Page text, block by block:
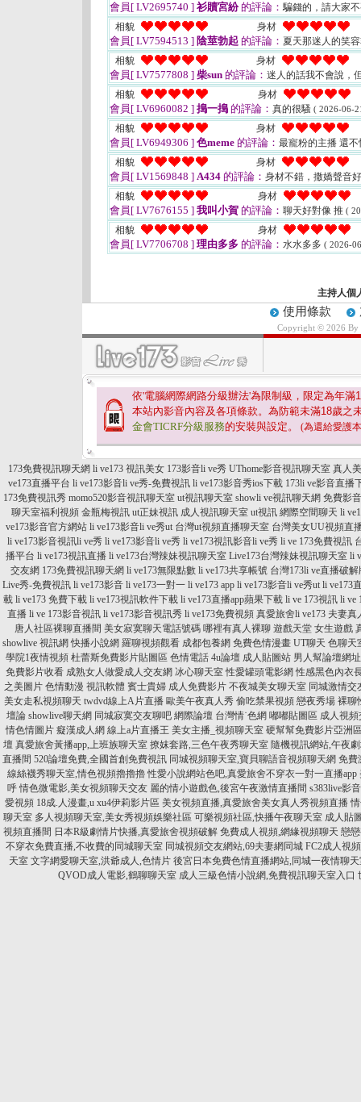
會員[ LV2695740 ] 衫贖宮紛的評論：騙錢的，請大家
相貌
身材
會員[ LV7594513 ] 陰莖勃起 的評論： 夏天那迷人的笑
相貌
身材
會員[ LV7577808 ] 柴sun 的評論： 迷人的話我不會說，
相貌
身材
會員[ LV6960082 ] 搗一搗 的評論： 真的很騷 ( 2026-06-
相貌 身材
會員[ LV6949306 ] 色meme 的評論： 最寵粉的主播 還
相貌
身材
會員[ LV1569848 ] A434 的評論： 身材不錯，撒嬌聲音
相貌
身材
會員[ LV7676155 ] 我叫小賀 的評論： 聊天好對像 推 (
相貌 身材
會員[ LV7706708 ] 理由多多 的評論： 水水多多 ( 2026-
主持人個
使用條款
Copyright © 2026 By
依'電腦網際網路分級辦法'為限制級，限定為年滿
本站內影音內容及各項條款。為防範未滿18歲之
金會TICRF分級服務的安裝與設定。 (為還給愛護
173免費視訊聊天網 li ve173 視訊美女 173影音li ve秀 UThome影音視訊聊天室 真人
ve173直播平台 li ve173影音li ve秀-免費視訊 li ve173影音秀ios下載 173li ve影音直播
173免費視訊秀 momo520影音視訊聊天室 ut視訊聊天室 showli ve視訊聊天網 免費影
聊天室福利視頻 金瓶梅視訊 ut正妹視訊 成人視訊聊天室 ut視訊 網際空間聊天 li
ve173影音官方網站 li ve173影音li ve秀ut 台灣ut視頻直播聊天室 台灣美女UU視頻直
li ve173影音視訊li ve秀 li ve173影音li ve秀 li ve173視訊影音li ve秀 li ve 173免費視訊
播平台 li ve173視訊直播 li ve173台灣辣妹視訊聊天室 Live173台灣辣妹視訊聊天室 li
交友網 173免費視訊聊天網 li ve173無限點數 li ve173共享帳號 台灣173li ve直播破解
Live秀-免費視訊 li ve173影音 li ve173一對一 li ve173 app li ve173影音li ve秀ut li ve173
載 li ve173 免費下載 li ve173視訊軟件下載 li ve173直播app蘋果下載 li ve 173視訊 li ve
直播 li ve 173影音視訊 li ve173影音視訊秀 li ve173免費視頻 真愛旅舍li ve173 夫妻真
唐人社區裸聊直播間 美女寂寞聊天電話號碼 哪裡有真人裸聊 遊戲天堂 女生遊戲
showlive 視訊網 快播小說網 羅聊視頻觀看 成都包養網 免費色情漫畫 UT聊天 色聊天
學院1夜情視頻 杜蕾斯免費影片貼圖區 色情電話 4u論壇 成人貼圖站 男人幫論壇網址
免費影片收看 成熟女人做愛成人交友網 冰心聊天室 性愛罐頭電影網 性感黑色內衣
之美圖片 色情動漫 視訊軟體 賓士貴婦 成人免費影片 不夜城美女聊天室 同城激情交
美女走私視頻聊天 twdvd線上A片直播 歐美午夜真人秀 偷吃禁果視頻 戀夜秀場 裸聊
壇論 showlive聊天網 同城寂寞交友聊吧 網際論壇 台灣情˙色網 嘟嘟貼圖區 成人視
情色情圖片 癡漢成人網 線上a片直播王 美女主播_視頻聊天室 硬幫幫免費影片亞洲
壇 真愛旅舍黃播app,上班族聊天室 撩妺套路,三色午夜秀聊天室 隨機視訊網站,午夜
直播間 520論壇免費,全國首創免費視訊 同城視頻聊天室,寶貝聊語音視頻聊天網 免費
線絲襪秀聊天室,情色視頻擼擼擼 性愛小說網站色吧,真愛旅舍不穿衣一對一直播app
呼 情色微電影,美女視頻聊天交友 麗的情小遊戲色,後宮午夜激情直播間 s383live影
愛視頻 18成.人漫畫,u xu4伊莉影片區 美女視頻直播,真愛旅舍美女真人秀視頻直播
聊天室 多人視頻聊天室,美女秀視頻娛樂社區 可樂視頻社區,快播午夜聊天室 成人貼
視頻直播間 日本R級劇情片快播,真愛旅舍視頻破解 免費成人視頻,網緣視頻聊天 戀
不穿衣免費直播,不收費的同城聊天室 同城視頻交友網站,69夫妻網同城 FC2成人視
天室 文字網愛聊天室,洪爺成人,色情片 後宮日本免費色情直播網站,同城一夜情聊
QVOD成人電影,鶴聊聊天室 成人三級色情小說網,免費視訊聊天室入口